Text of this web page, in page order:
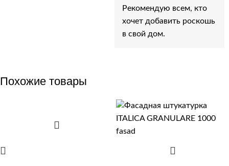
Рекомендую всем, кто
хочет добавить роскошь
в свой дом.
Похожие товары